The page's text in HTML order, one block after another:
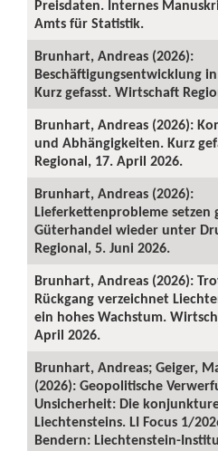
Preisdaten. Internes
Amts für Statistik.
Brunhart, Andreas (2026):
Beschäftigungsentwicklung
Kurz gefasst. Wirtschaft
Brunhart, Andreas (2026):
und Abhängigkeiten. Kurz
Regional, 17. April 2026.
Brunhart, Andreas (2026):
Lieferkettenprobleme setzen
Güterhandel wieder unter
Regional, 5. Juni 2026.
Brunhart, Andreas (2026):
Rückgang verzeichnet
ein hohes Wachstum.
April 2026.
Brunhart, Andreas; Geiger,
(2026): Geopolitische
Unsicherheit: Die
Liechtensteins. LI Focus 1/
Bendern: Liechtenstein-